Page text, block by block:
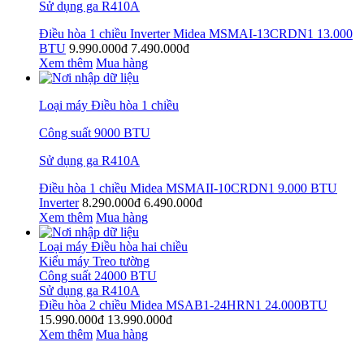
Sử dụng ga R410A
Điều hòa 1 chiều Inverter Midea MSMAI-13CRDN1 13.000
BTU 9.990.000đ 7.490.000đ
Xem thêm Mua hàng
Loại máy Điều hòa 1 chiều
Công suất 9000 BTU
Sử dụng ga R410A
Điều hòa 1 chiều Midea MSMAII-10CRDN1 9.000 BTU
Inverter 8.290.000đ 6.490.000đ
Xem thêm Mua hàng
Loại máy Điều hòa hai chiều
Kiểu máy Treo tường
Công suất 24000 BTU
Sử dụng ga R410A
Điều hòa 2 chiều Midea MSAB1-24HRN1 24.000BTU
15.990.000đ 13.990.000đ
Xem thêm Mua hàng